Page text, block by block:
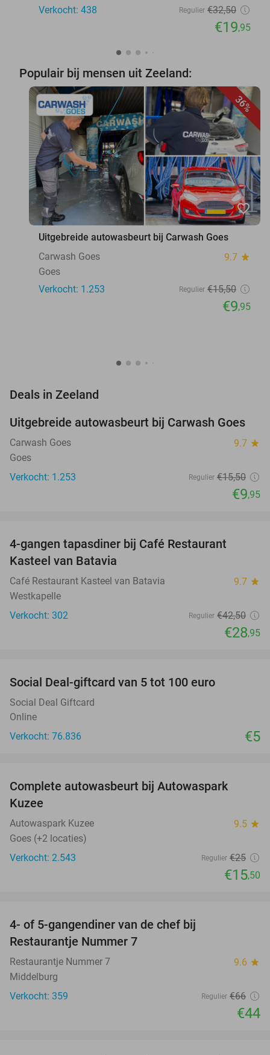
Verkocht: 438 Regulier €32,50
€19,95
Populair bij mensen uit Zeeland:
36%
favorite_border
Uitgebreide autowasbeurt bij Carwash Goes
Carwash Goes
9.7 star
Goes
Verkocht: 1.253
Regulier €15,50
€9,95
Deals in Zeeland
36%
Uitgebreide autowasbeurt bij Carwash Goes
Carwash Goes 9.7 star
Goes
Verkocht: 1.253
Regulier €15,50
€9,95
4-gangen tapasdiner bij Café Restaurant
Kasteel van Batavia
Café Restaurant Kasteel van Batavia 9.7 star
Westkapelle
Verkocht: 302
Regulier €42,50
€28,95
Social Deal-giftcard van 5 tot 100 euro
Social Deal Giftcard
Online
Verkocht: 76.836
€5
Complete autowasbeurt bij Autowaspark
Kuzee
Autowaspark Kuzee 9.5 star
Goes (+2 locaties)
Verkocht: 2.543
Regulier €25
€15,50
4- of 5-gangendiner van de chef bij
Restaurantje Nummer 7
Restaurantje Nummer 7 9.6 star
Middelburg
Verkocht: 359
Regulier €66
€44